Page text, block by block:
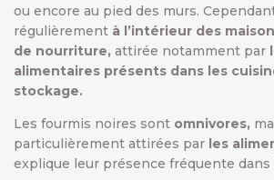
ou encore au pied des murs.
régulièrement à l’intérieur des
de nourriture, attirée notamment par
alimentaires présents dans les
stockage.
Les fourmis noires sont omnivores,
particulièrement attirées par les
explique leur présence fréquente